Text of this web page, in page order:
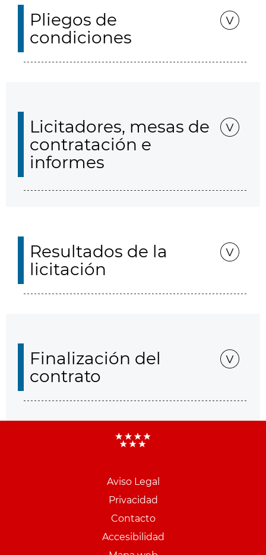
Pliegos de
condiciones
Licitadores, mesas de
contratación e
informes
Resultados de la
licitación
Finalización del
contrato
Aviso Legal
Privacidad
Contacto
Accesibilidad